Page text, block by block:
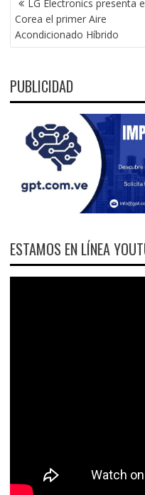
DE
ENTRADAS
LG Electronics presenta
Corea el primer Aire
Acondicionado Híbrido
PUBLICIDAD
ESTAMOS EN LÍNEA